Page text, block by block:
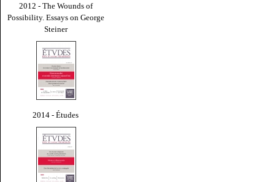
2012 - The Wounds of
Possibility. Essays on George
Steiner
2014 - Études